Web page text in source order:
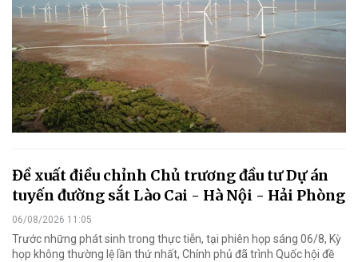
Đề xuất điều chỉnh Chủ trương đầu tư Dự án
tuyến đường sắt Lào Cai - Hà Nội - Hải Phòng
06/08/2026 11:05
Trước những phát sinh trong thực tiễn, tại phiên họp sáng 06/8, Kỳ
họp không thường lệ lần thứ nhất, Chính phủ đã trình Quốc hội đề